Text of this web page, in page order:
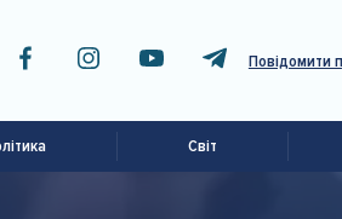
Повідомити
Світ